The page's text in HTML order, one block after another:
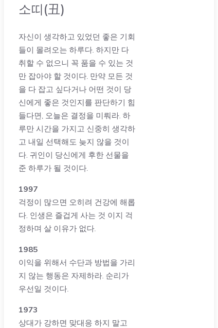
소띠(丑)
자신이 생각하고 있었던 좋은 기회
들이 몰려오는 하루다. 하지만 다
취할 수 없으니 꼭 품을 수 있는 것
만 잡아야 할 것이다. 만약 모든 것
을 다 잡고 싶다거나 어떤 것이 당
신에게 좋은 것인지를 판단하기 힘
들다면, 오늘은 결정을 미뤄라. 하
루만 시간을 가지고 신중히 생각하
고 내일 선택해도 늦지 않을 것이
다. 귀인이 당신에게 후한 선물을
준 하루가 될 것이다.
1997
걱정이 많으면 오히려 건강에 해롭
다. 인생은 즐겁게 사는 것 이지 걱
정하며 살 이유가 없다.
1985
이익을 위해서 수단과 방법을 가리
지 않는 행동은 자제하라. 순리가
우선일 것이다.
1973
상대가 강하면 맞대응 하지 말고